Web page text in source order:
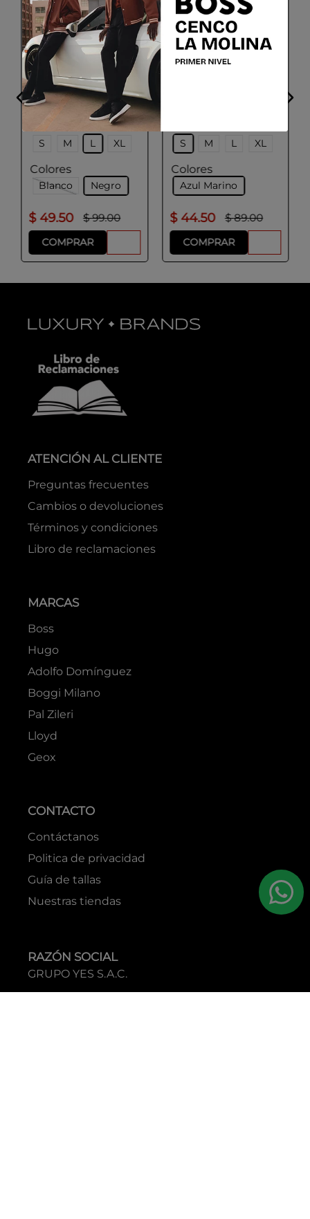
BOSS
Paquete de tres
camisetas interiores
de algodón
S M L XL
Colores
Blanco Negro
$ 49.50 $ 99.00
COMPRAR
HUGO
S M L XL
Colores
Azul Marino
$ 44.50 $ 89.00
COMPRAR
ATENCIÓN AL CLIENTE
Preguntas frecuentes
Cambios o devoluciones
Términos y condiciones
Libro de reclamaciones
MARCAS
Boss
Hugo
Adolfo Domínguez
Boggi Milano
Pal Zileri
Lloyd
Geox
CONTACTO
Contáctanos
Politica de privacidad
Guía de tallas
Nuestras tiendas
RAZÓN SOCIAL
GRUPO YES S.A.C.